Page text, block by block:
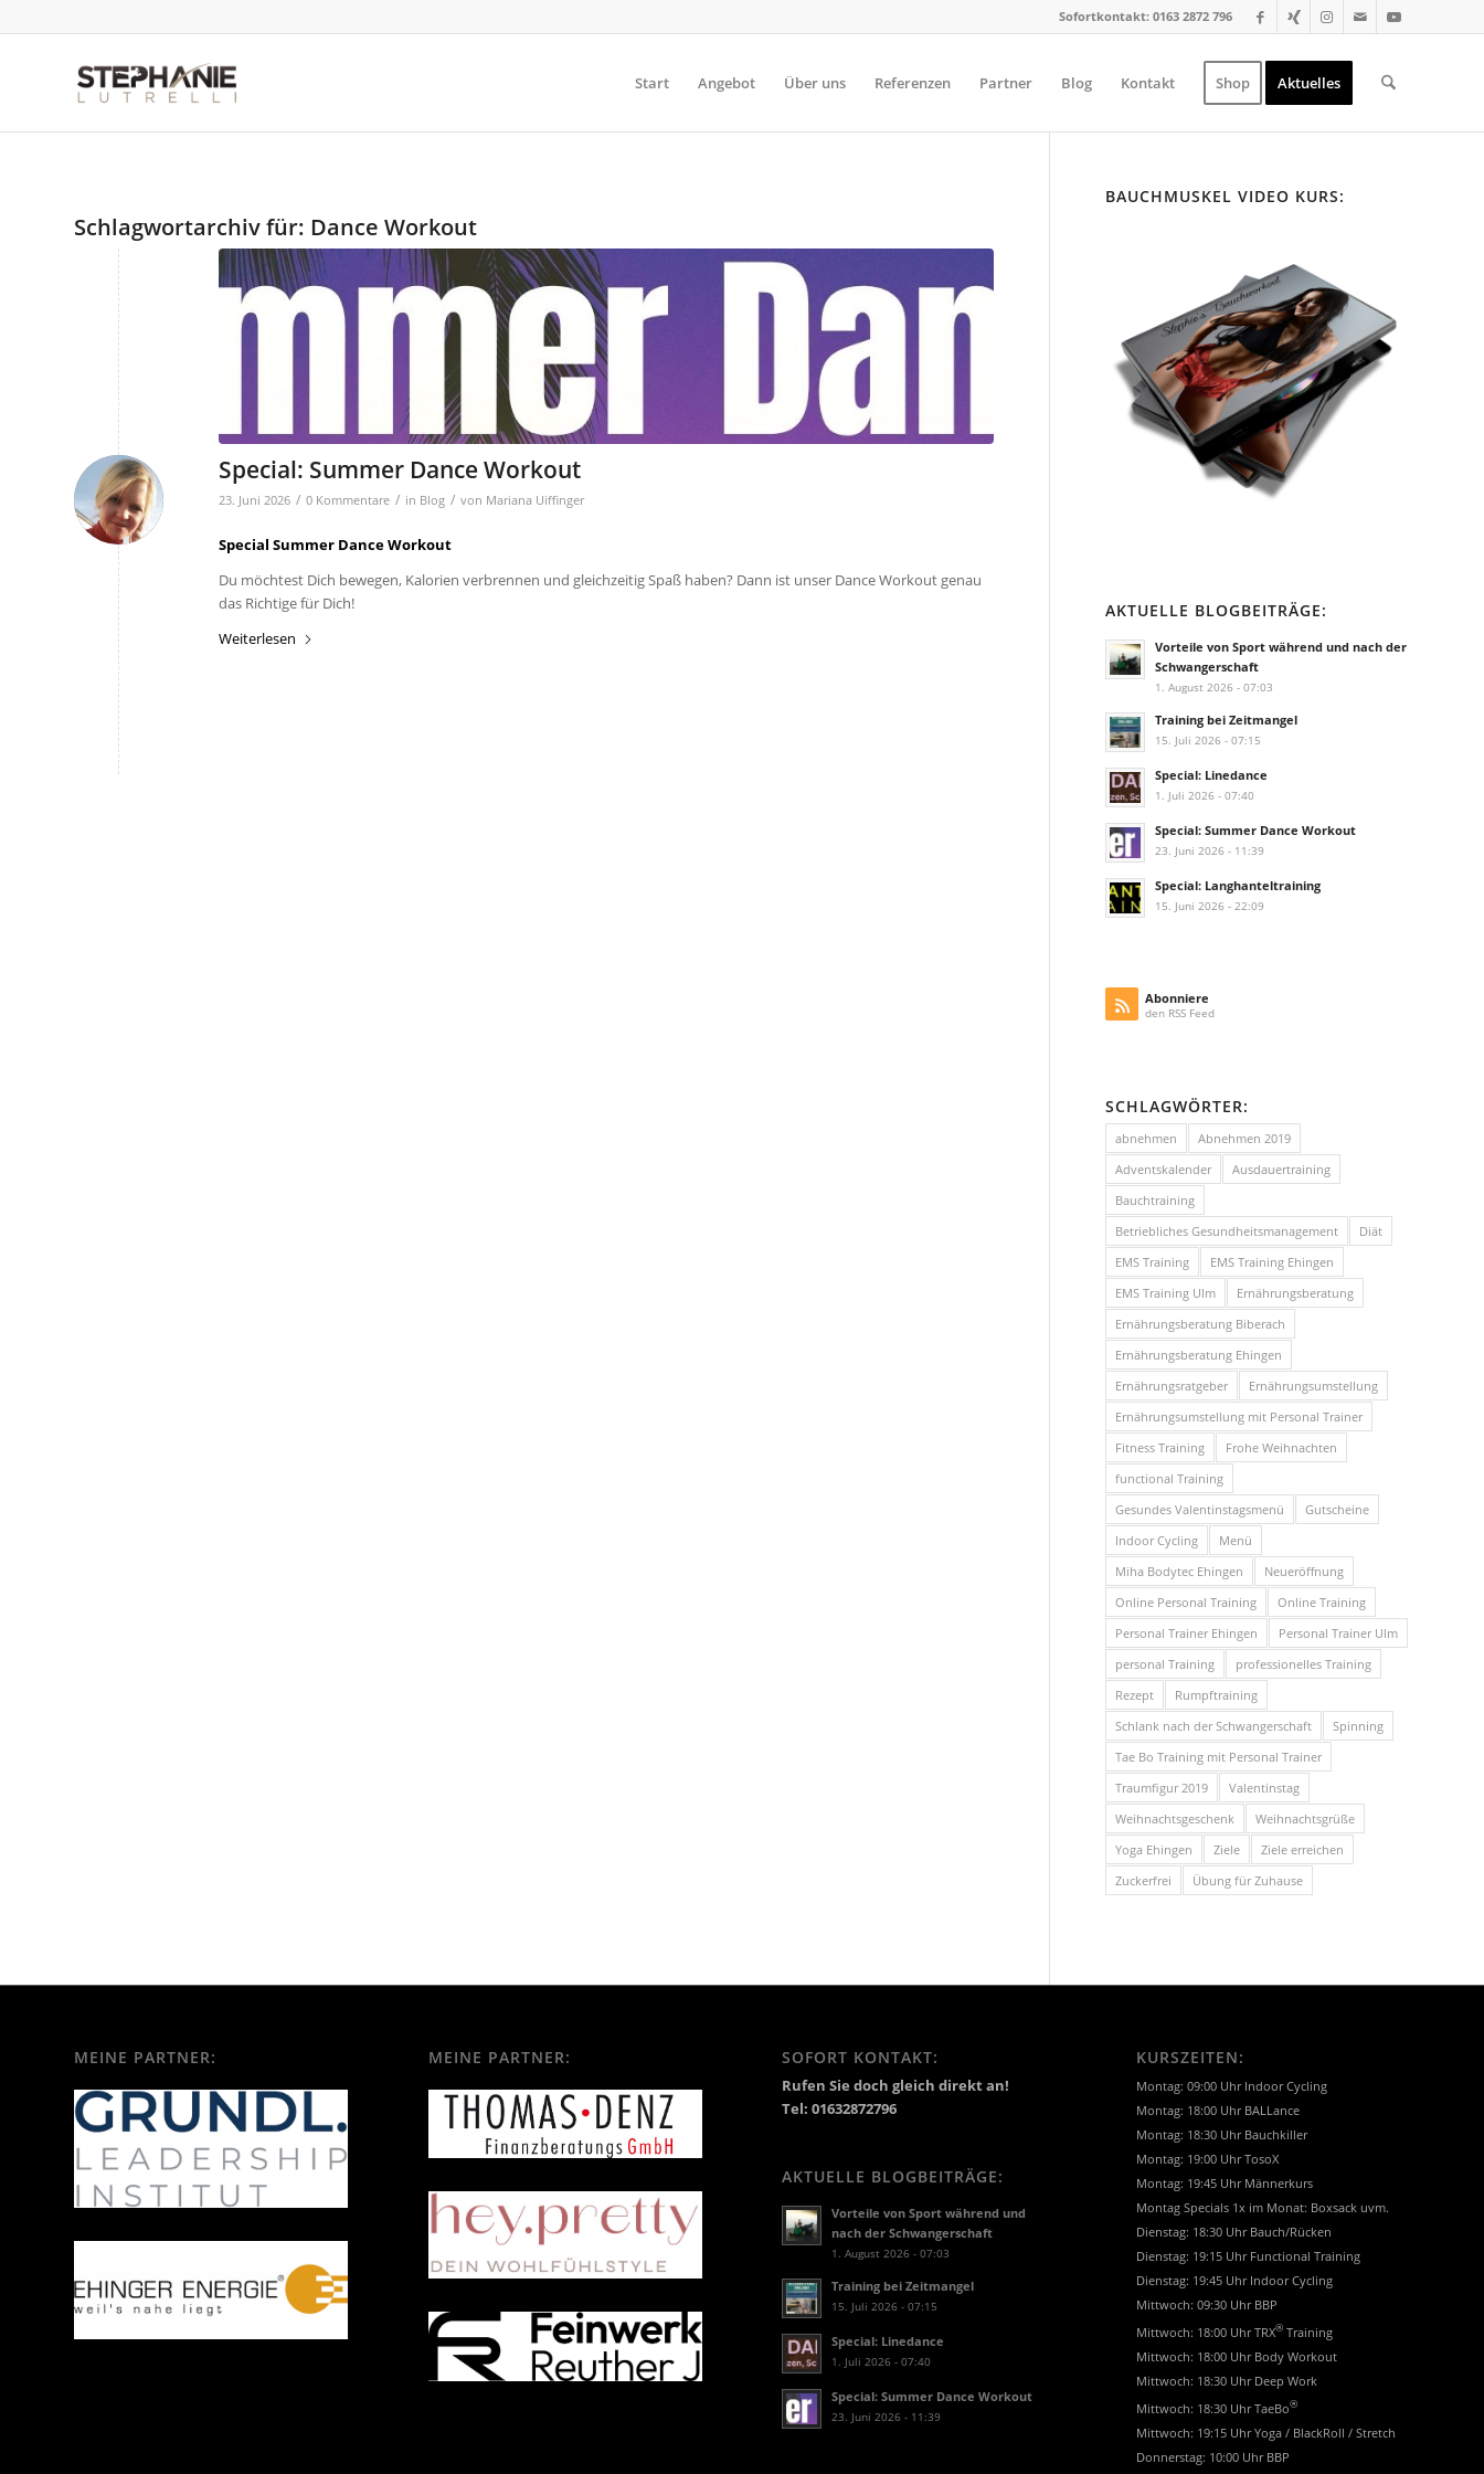
Sofortkontakt: 0163 2872 796
Start Angebot Über uns Referenzen Partner Blog Kontakt Shop Aktuelles
Schlagwortarchiv für: Dance Workout
Special: Summer Dance Workout
23. Juni 2026 / 0 Kommentare / in Blog / von Mariana Uiffinger
Special Summer Dance Workout
Du möchtest Dich bewegen, Kalorien verbrennen und gleichzeitig Spaß haben? Dann ist unser Dance Workout genau
das Richtige für Dich!
Weiterlesen
BAUCHMUSKEL VIDEO KURS:
AKTUELLE BLOGBEITRÄGE:
Vorteile von Sport während und nach der
Schwangerschaft
1. August 2026 - 07:03
Training bei Zeitmangel
15. Juli 2026 - 07:15
Special: Linedance
1. Juli 2026 - 07:40
Special: Summer Dance Workout
23. Juni 2026 - 11:39
Special: Langhanteltraining
15. Juni 2026 - 22:09
Abonniere
den RSS Feed
SCHLAGWÖRTER:
abnehmen
Abnehmen 2019
Adventskalender
Ausdauertraining
Bauchtraining
Betriebliches Gesundheitsmanagement
Diät
EMS Training
EMS Training Ehingen
EMS Training Ulm
Ernährungsberatung
Ernährungsberatung Biberach
Ernährungsberatung Ehingen
Ernährungsratgeber
Ernährungsumstellung
Ernährungsumstellung mit Personal Trainer
Fitness Training
Frohe Weihnachten
functional Training
Gesundes Valentinstagsmenü
Gutscheine
Indoor Cycling
Menü
Miha Bodytec Ehingen
Neueröffnung
Online Personal Training
Online Training
Personal Trainer Ehingen
Personal Trainer Ulm
personal Training
professionelles Training
Rezept
Rumpftraining
Schlank nach der Schwangerschaft
Spinning
Tae Bo Training mit Personal Trainer
Traumfigur 2019
Valentinstag
Weihnachtsgeschenk
Weihnachtsgrüße
Yoga Ehingen
Ziele
Ziele erreichen
Zuckerfrei
Übung für Zuhause
MEINE PARTNER: MEINE PARTNER: SOFORT KONTAKT:
Rufen Sie doch gleich direkt an!
Tel: 01632872796
AKTUELLE BLOGBEITRÄGE:
Vorteile von Sport während und
nach der Schwangerschaft
1. August 2026 - 07:03
Training bei Zeitmangel
15. Juli 2026 - 07:15
Special: Linedance
1. Juli 2026 - 07:40
Special: Summer Dance Workout
23. Juni 2026 - 11:39
KURSZEITEN:
Montag: 09:00 Uhr Indoor Cycling
Montag: 18:00 Uhr BALLance
Montag: 18:30 Uhr Bauchkiller
Montag: 19:00 Uhr TosoX
Montag: 19:45 Uhr Männerkurs
Montag Specials 1x im Monat: Boxsack uvm.
Dienstag: 18:30 Uhr Bauch/Rücken
Dienstag: 19:15 Uhr Functional Training
Dienstag: 19:45 Uhr Indoor Cycling
Mittwoch: 09:30 Uhr BBP
Mittwoch: 18:00 Uhr TRX®Training
Mittwoch: 18:00 Uhr Body Workout
Mittwoch: 18:30 Uhr Deep Work
Mittwoch: 18:30 Uhr TaeBo®
Mittwoch: 19:15 Uhr Yoga / BlackRoll / Stretch
Donnerstag: 10:00 Uhr BBP